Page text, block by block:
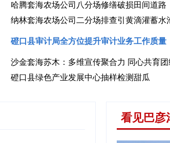
隆盛合镇：建好瓜果交易市场
哈腾套海农场公司八分场修缮破损田间道路
纳林套海农场公司二分场排查引黄滴灌蓄水
磴口县审计局全方位提升审计业务工作质量
沙金套海苏木：多维宣传聚合力 同心共育
磴口县绿色产业发展中心抽样检测甜瓜
看见巴彦